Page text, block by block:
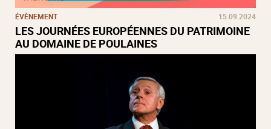
ÉVÈNEMENT 15.09.2024
LES JOURNÉES EUROPÉENNES DU PATRIMOINE
AU DOMAINE DE POULAINES